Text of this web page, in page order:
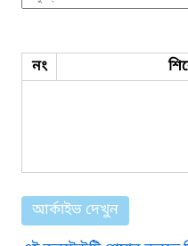
নং
আর্কাইভ দেখুন